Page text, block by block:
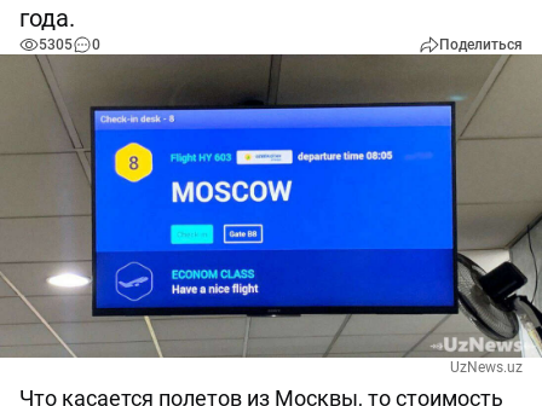
года.
5305 0 Поделиться
UzNews.uz
Что касается полетов из Москвы, то стоимость